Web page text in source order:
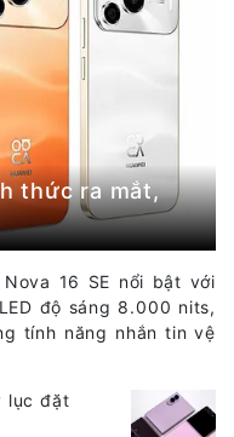
thức ra mắt,
16 SE nổi bật với
độ sáng 8.000 nits,
tính năng nhắn tin vệ
lục đặt